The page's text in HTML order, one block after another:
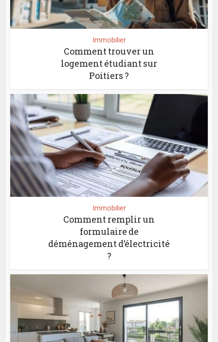
Immobilier
Comment trouver un
logement étudiant sur
Poitiers ?
Immobilier
Comment remplir un
formulaire de
déménagement d’électricité
?